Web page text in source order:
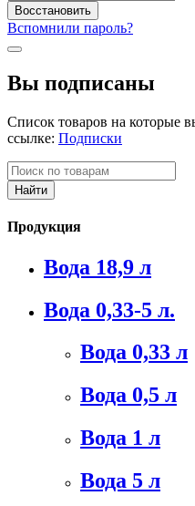
Вспомнили пароль?
Вы подписаны
Список товаров на которые
ссылке: Подписки
Продукция
Вода 18,9 л
Вода 0,33-5 л.
Вода 0,33 л
Вода 0,5 л
Вода 1 л
Вода 5 л